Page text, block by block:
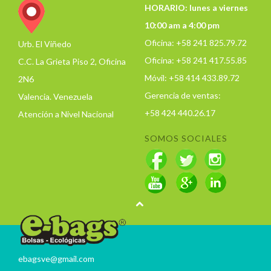
Urb. El Viñedo
C.C. La Grieta Piso 2, Oficina
2N6
Valencia. Venezuela
Atención a Nivel Nacional
HORARIO: lunes a viernes
10:00 am a 4:00 pm
Oficina: +58 241 825.79.72
Oficina: +58 241 417.55.85
Móvil: +58 414 433.89.72
Gerencia de ventas:
+58 424 440.26.17
SOMOS SOCIALES
ebagsve@gmail.com